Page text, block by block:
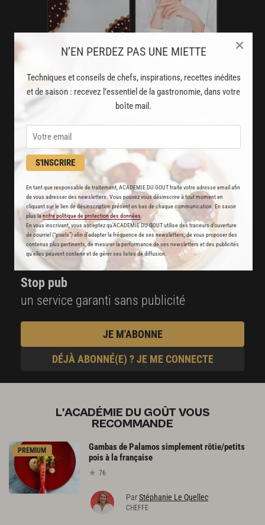
N’EN PERDEZ PAS UNE MIETTE
Techniques et conseils de chefs, inspirations, recettes inédites
et de saison : recevez l’essentiel de la gastronomie, dans votre
boîte mail.
S'INSCRIRE
En tant que responsable de traitement, ACADEMIE DU GOUT traite votre adresse email afin
de vous adresser des newsletters. Vous pouvez vous désinscrire à tout moment en
cliquant sur le lien de désinscription présent en bas de chaque communication. En savoir
plus lanotre politique de protection des données
En vous inscrivant, vous acceptez qu'ACADEMIE DU GOUT utilise des traceurs d’ouverture
de courriel (“pixels”) afin d’adapter la fréquence de ses newsletters, de vous proposer des
contenus plus pertinents, de mesurer la performance de ses newsletters et des publicités
qu’elles peuvent contenir et de gérer ses listes de diffusion.
×
AVEC VOTRE ABONNEMENT
PREMIUM
LA CUISINE DES CHEFS, ENFIN ACCESSIBLE !
8000recettes exclusives
partagées par vos chefs préférés
2000vidéos de recettes
et techniques de cuisine et pâtisserie
Des nouveautés
disponibles chaque semaine
Stop pub
un service garanti sans publicité
JE M'ABONNE
DÉJÀ ABONNÉ(E) ? JE ME CONNECTE
L'ACADÉMIE DU GOÛT VOUS
RECOMMANDE
PREMIUM
Gambas de Palamos simplement rôtie/petits
pois à la française
76
ParStéphanie Le Quellec
CHEFFE